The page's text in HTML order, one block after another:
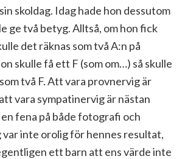
skoldag. Idag hade hon dessutom
ge två betyg. Alltså, om hon fick
det räknas som två A:n på
skulle få ett F (som om…) så skulle
två F. Att vara provnervig är
vara sympatinervig är nästan
fena på både fotografi och
var inte orolig för hennes resultat,
ett barn att ens värde inte